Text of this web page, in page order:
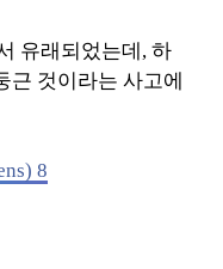
유래되었는데, 하
근 것이라는 사고에
8